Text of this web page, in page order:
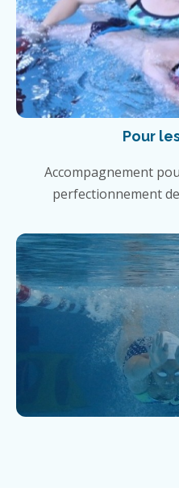
Pour
Accompagnement
perfectionnement